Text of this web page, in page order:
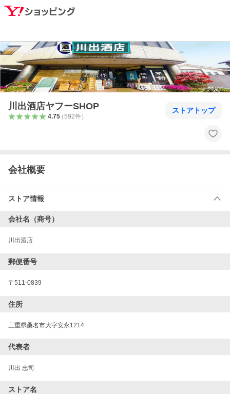
川出酒店ヤフーSHOP
4.75（592件）
ストアトップ
会社概要
ストア情報
会社名（商号）
川出酒店
郵便番号
〒 511-0839
住所
三重県桑名市大字安永1214
代表者
川出 忠司
ストア名